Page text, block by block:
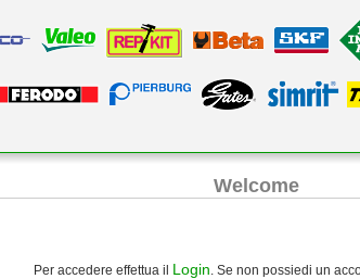
Welcome
Per accedere effettua il Login. Se non possiedi un